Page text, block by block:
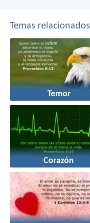
Temas relacionados
Temor
Corazón